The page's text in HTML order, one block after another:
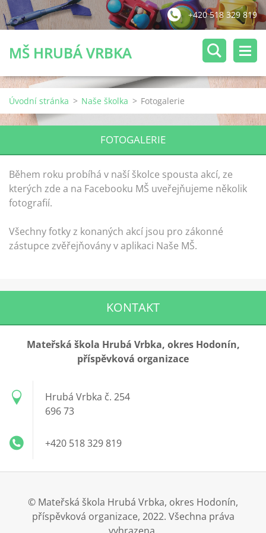
+420 518 329 819
MŠ HRUBÁ VRBKA
Úvodní stránka > Naše školka > Fotogalerie
FOTOGALERIE
Během roku probíhá v naší školce spousta akcí, ze
kterých zde a na Facebooku MŠ uveřejňujeme několik
fotografií.
Všechny fotky z konaných akcí jsou pro zákonné
zástupce zvěřejňovány v aplikaci Naše MŠ.
KONTAKT
Mateřská škola Hrubá Vrbka, okres Hodonín,
příspěvková organizace
Hrubá Vrbka č. 254
696 73
+420 518 329 819
© Mateřská škola Hrubá Vrbka, okres Hodonín,
příspěvková organizace, 2022. Všechna práva